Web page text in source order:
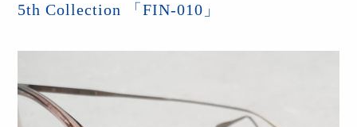
5th Collection 「FIN-010」